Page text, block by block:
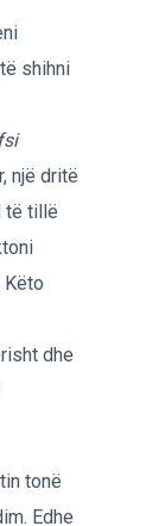
shihni
një dritë
të tillë
Këto
dhe
tonë
Edhe